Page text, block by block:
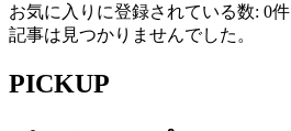
お気に入りに登録されている数: 0件
記事は見つかりませんでした。
PICKUP